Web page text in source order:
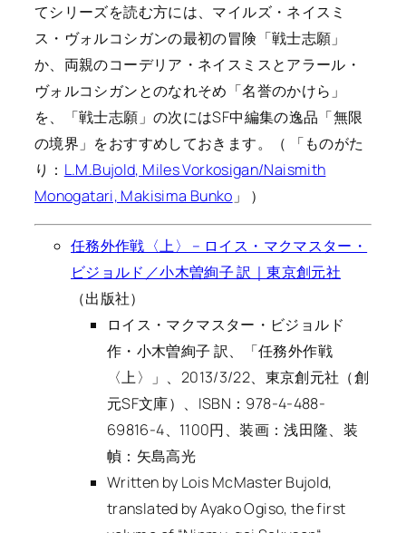
てシリーズを読む方には、マイルズ・ネイスミ
ス・ヴォルコシガンの最初の冒険「戦士志願」
か、両親のコーデリア・ネイスミスとアラール・
ヴォルコシガンとのなれそめ「名誉のかけら」
を、「戦士志願」の次にはSF中編集の逸品「無限
の境界」をおすすめしておきます。（ 「ものがた
り： L.M.Bujold, Miles Vorkosigan/Naismith
Monogatari, Makisima Bunko 」 ）
任務外作戦〈上〉 – ロイス・マクマスター・
ビジョルド／小木曽絢子 訳｜東京創元社
（出版社）
ロイス・マクマスター・ビジョルド
作・小木曽絢子 訳、「任務外作戦
〈上〉」、2013/3/22、東京創元社（創
元SF文庫）、ISBN：978-4-488-
69816-4、1100円、装画：浅田隆、装
幀：矢島高光
Written by Lois McMaster Bujold,
translated by Ayako Ogiso, the first